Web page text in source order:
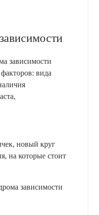
зависимости
вида
новый круг
на которые стоит
зависимости